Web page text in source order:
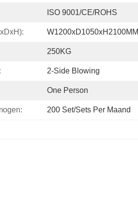
ISO 9001/CE/ROHS
W1200xD1050xH2100MM
250KG
2-Side Blowing
One Person
200 Set/Sets Per Maand